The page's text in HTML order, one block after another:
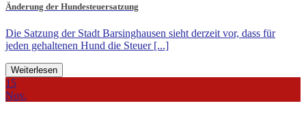
Änderung der Hundesteuersatzung
Die Satzung der Stadt Barsinghausen sieht derzeit vor, dass für
jeden gehaltenen Hund die Steuer [...]
Weiterlesen
15
Nov.